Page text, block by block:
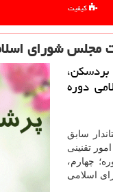
کیفیت
مجلس شورای
دوره
استاندار سابق
تقنینی
چهارم،
اسلامی